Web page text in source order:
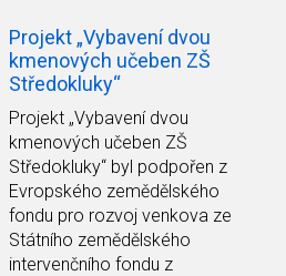
Projekt „Vybavení dvou
kmenových učeben ZŠ
Středokluky“
Projekt „Vybavení dvou
kmenových učeben ZŠ
Středokluky“ byl podpořen z
Evropského zemědělského
fondu pro rozvoj venkova ze
Státního zemědělského
intervenčního fondu z